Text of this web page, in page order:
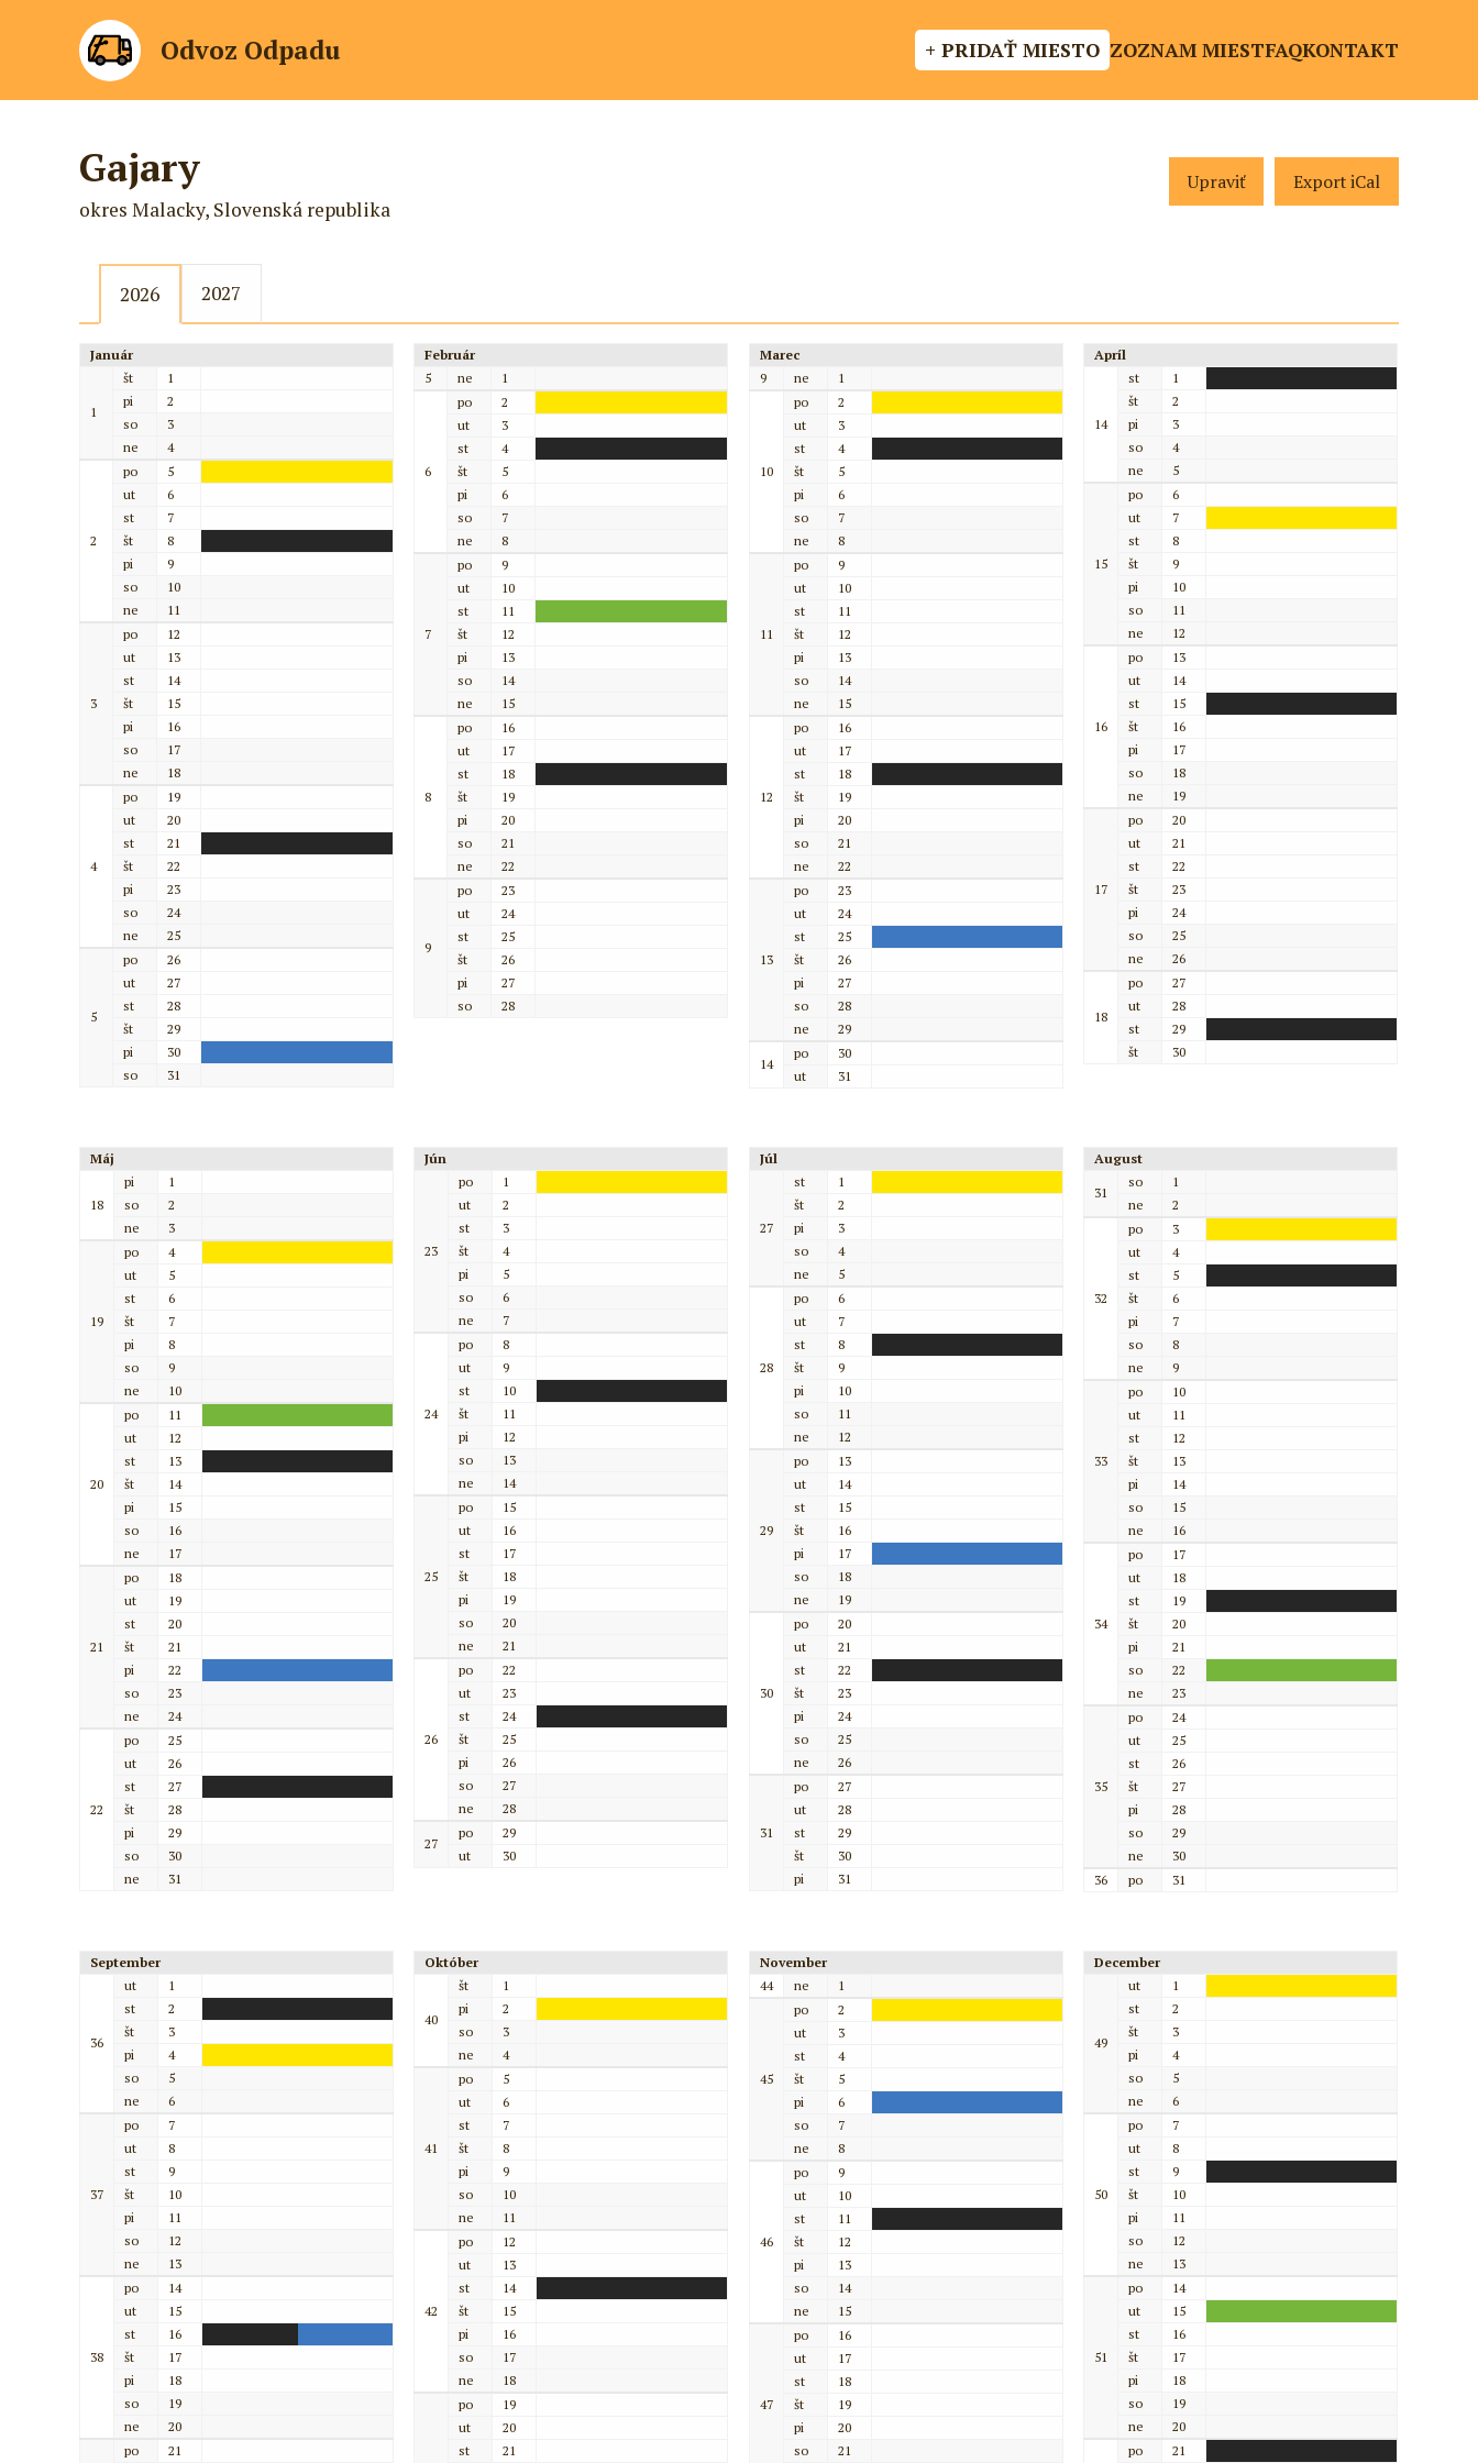
Odvoz Odpadu + PRIDAŤ MIESTO ZOZNAM MIESTFAQKONTAKT
Gajary
okres Malacky, Slovenská republika
Upraviť Export iCal
2026 2027
Január
1
št
1
pi
2
so
3
ne
4
2
po
5
ut
6
st
7
št
8
pi
9
so
10
ne
11
3
po
12
ut
13
st
14
št
15
pi
16
so
17
ne
18
4
po
19
ut
20
st
21
št
22
pi
23
so
24
ne
25
5
po
26
ut
27
st
28
št
29
pi
30
so
31
Február
5
ne 1
6
po
2
ut
3
st
4
št
5
pi
6
so
7
ne
8
7
po
9
ut
10
st
11
št
12
pi
13
so
14
ne
15
8
po
16
ut
17
st
18
št
19
pi
20
so
21
ne
22
9
po
23
ut
24
st
25
št
26
pi
27
so
28
Marec
9
ne 1
10
po
2
ut
3
st
4
št
5
pi
6
so
7
ne
8
11
po
9
ut
10
st
11
št
12
pi
13
so
14
ne
15
12
po
16
ut
17
st
18
št
19
pi
20
so
21
ne
22
13
po
23
ut
24
st
25
št
26
pi
27
so
28
ne
29
14
po
30
ut
31
Apríl
14
st
1
št
2
pi
3
so
4
ne
5
15
po
6
ut
7
st
8
št
9
pi
10
so
11
ne
12
16
po
13
ut
14
st
15
št
16
pi
17
so
18
ne
19
17
po
20
ut
21
st
22
št
23
pi
24
so
25
ne
26
18
po
27
ut
28
st
29
št
30
Máj
18
pi
1
so
2
ne
3
19
po
4
ut
5
st
6
št
7
pi
8
so
9
ne
10
20
po
11
ut
12
st
13
št
14
pi
15
so
16
ne
17
21
po
18
ut
19
st
20
št
21
pi
22
so
23
ne
24
22
po
25
ut
26
st
27
št
28
pi
29
so
30
ne
31
Jún
23
po
1
ut
2
st
3
št
4
pi
5
so
6
ne
7
24
po
8
ut
9
st
10
št
11
pi
12
so
13
ne
14
25
po
15
ut
16
st
17
št
18
pi
19
so
20
ne
21
26
po
22
ut
23
st
24
št
25
pi
26
so
27
ne
28
27
po
29
ut
30
Júl
27
st
1
št
2
pi
3
so
4
ne
5
28
po
6
ut
7
st
8
št
9
pi
10
so
11
ne
12
29
po
13
ut
14
st
15
št
16
pi
17
so
18
ne
19
30
po
20
ut
21
st
22
št
23
pi
24
so
25
ne
26
31
po
27
ut
28
st
29
št
30
pi
31
August
31
so
1
ne
2
32
po
3
ut
4
st
5
št
6
pi
7
so
8
ne
9
33
po
10
ut
11
st
12
št
13
pi
14
so
15
ne
16
34
po
17
ut
18
st
19
št
20
pi
21
so
22
ne
23
35
po
24
ut
25
st
26
št
27
pi
28
so
29
ne
30
36
po 31
September
36
ut
1
st
2
št
3
pi
4
so
5
ne
6
37
po
7
ut
8
st
9
št
10
pi
11
so
12
ne
13
38
po
14
ut
15
st
16
št
17
pi
18
so
19
ne
20
po
21
Október
40
št
1
pi
2
so
3
ne
4
41
po
5
ut
6
st
7
št
8
pi
9
so
10
ne
11
42
po
12
ut
13
st
14
št
15
pi
16
so
17
ne
18
po
19
ut
20
st
21
November
44
ne 1
45
po
2
ut
3
st
4
št
5
pi
6
so
7
ne
8
46
po
9
ut
10
st
11
št
12
pi
13
so
14
ne
15
47
po
16
ut
17
st
18
št
19
pi
20
so
21
December
49
ut
1
st
2
št
3
pi
4
so
5
ne
6
50
po
7
ut
8
st
9
št
10
pi
11
so
12
ne
13
51
po
14
ut
15
st
16
št
17
pi
18
so
19
ne
20
po
21